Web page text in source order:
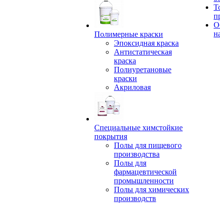
Полимерные краски
Эпоксидная краска
Антистатическая
краска
Полиуретановые
краски
Акриловая
Специальные химстойкие
покрытия
Полы для пищевого
производства
Полы для
фармацевтической
промышленности
Полы для химических
производств